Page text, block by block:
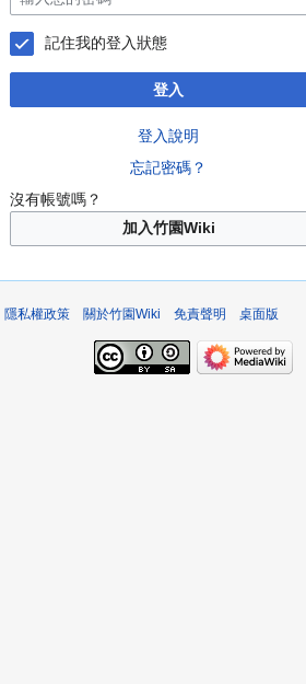
記住我的登入狀態
登入
登入說明
忘記密碼？
沒有帳號嗎？
加入竹園Wiki
隱私權政策 關於竹園Wiki 免責聲明 桌面版